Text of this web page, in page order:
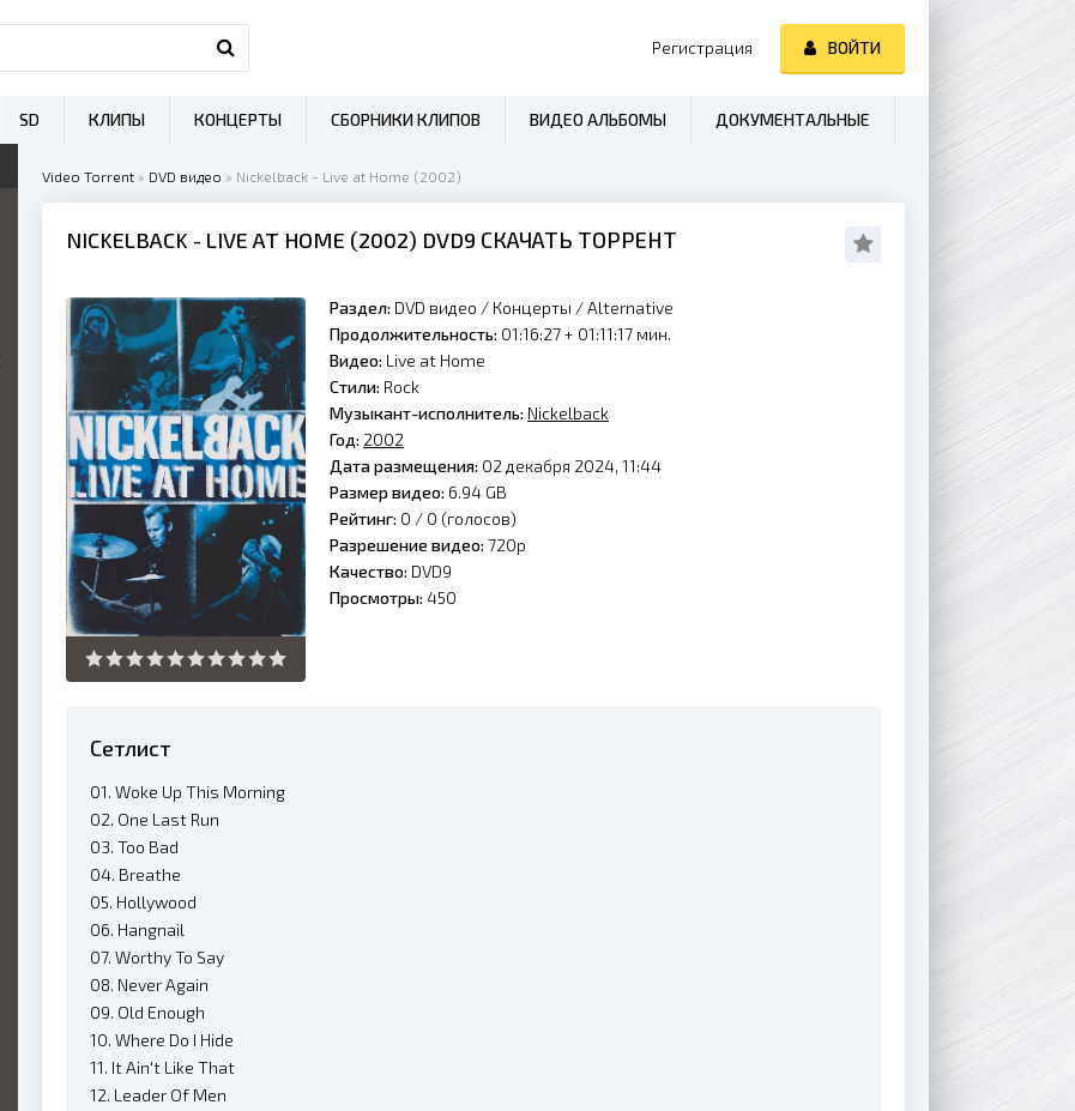
Video Torrent » DVD видео » Nickelback - Live at Home (2002)
NICKELBACK - LIVE AT HOME (2002) DVD9 СКАЧАТЬ ТОРРЕНТ
Раздел: DVD видео / Концерты /Alternative
Продолжительность: 01:16:27 + 01:11:17 мин.
Видео: Live at Home
Стили: Rock
Музыкант-исполнитель: Nickelback
Год: 2002
Дата размещения: 02 декабря 2024, 11:44
Размер видео: 6.94 GB
Рейтинг: 0 / 0 (голосов)
Разрешение видео: 720p
Качество: DVD9
Просмотры: 450
Сетлист
01. Woke Up This Morning
02. One Last Run
03. Too Bad
04. Breathe
05. Hollywood
06. Hangnail
07. Worthy To Say
08. Never Again
09. Old Enough
10. Where Do I Hide
11. It Ain't Like That
12. Leader Of Men
Регистрация ВОЙТИ
SD КЛИПЫ КОНЦЕРТЫ СБОРНИКИ КЛИПОВ ВИДЕО АЛЬБОМЫ ДОКУМЕНТАЛЬНЫЕ